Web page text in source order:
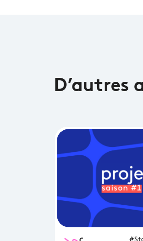
D’autres